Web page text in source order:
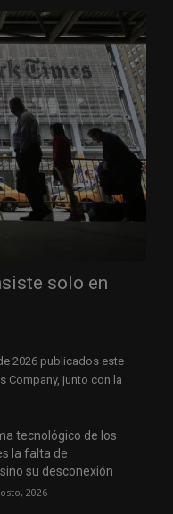
solo en
2026 publicados este
Company, junto con la
tecnológico de los
la falta de
su desconexión
2026